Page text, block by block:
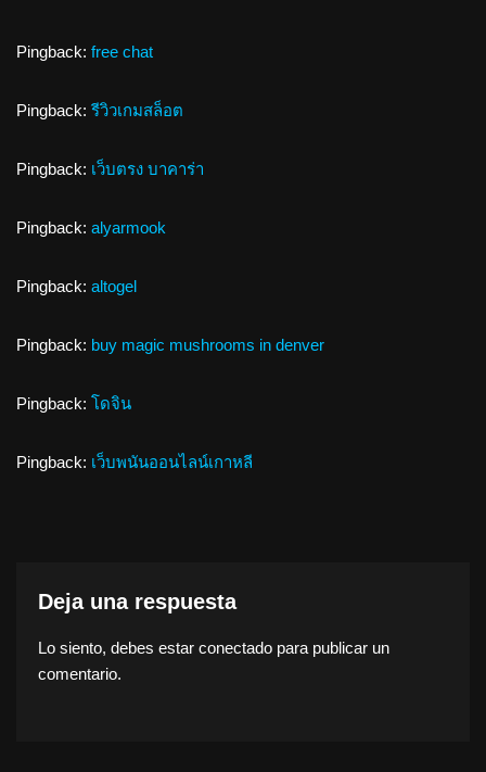
Pingback: free chat
Pingback: รีวิวเกมสล็อต
Pingback: เว็บตรง บาคาร่า
Pingback: alyarmook
Pingback: altogel
Pingback: buy magic mushrooms in denver
Pingback: โดจิน
Pingback: เว็บพนันออนไลน์เกาหลี
Deja una respuesta
Lo siento, debes estar conectado para publicar un
comentario.